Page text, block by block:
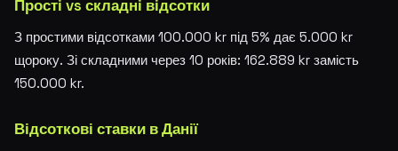
Прості vs складні відсотки
З простими відсотками 100.000 kr під 5% дає 5.000 kr
щороку. Зі складними через 10 років: 162.889 kr замість
150.000 kr.
Відсоткові ставки в Данії